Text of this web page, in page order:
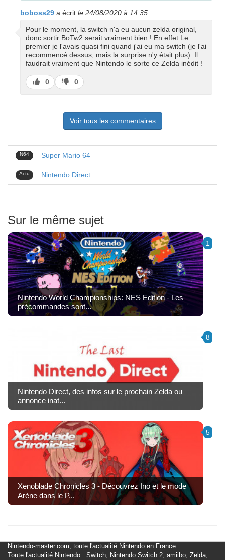
boboss29 a écrit le 24/08/2020 à 14:35
Pour le moment, la switch n'a eu aucun zelda original,
donc sortir BoTw2 serait vraiment bien ! En effet Le
premier je l'avais quasi fini quand j'ai eu ma switch (je l'ai
recommencé dessus, mais la surprise n'y était plus). Il
faudrait vraiment que Nintendo le sorte ce Zelda inédit !
J’aime
0
J’aime
pas
0
Voir tous les commentaires
N64 Super Mario 64
Actu Nintendo Direct
Sur le même sujet
1
Nintendo World Championships: NES Edition - Les
précommandes sont...
8
Nintendo Direct, des infos sur le prochain Zelda ou
annonce inat...
5
Xenoblade Chronicles 3 - Découvrez Ino et le mode
Arène dans le P...
Nintendo-master.com, toute l'actualité Nintendo en France
Toute l'actualité Nintendo : Switch, Nintendo Switch 2, amiibo, Zelda,